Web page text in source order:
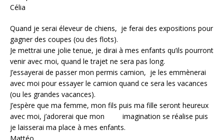
Célia
Quand je serai éleveur de chiens, je ferai des expositions pour
gagner des coupes (ou des flots).
Je mettrai une jolie tenue, je dirai à mes enfants qu’ils pourront
venir avec moi, quand le trajet ne sera pas long.
J’essayerai de passer mon permis camion, je les emmènerai
avec moi pour essayer le camion quand ce sera les vacances
(ou les grandes vacances).
J’espère que ma femme, mon fils puis ma fille seront heureux
avec moi, j’adorerai que mon imagination se réalise puis
je laisserai ma place à mes enfants.